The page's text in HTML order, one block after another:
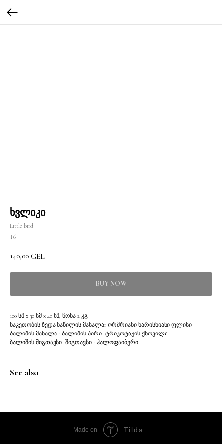
ხვლიკი
Little bird
T6
140,00 GEL
BUY NOW
100 სმ x 30 სმ x 40 სმ, წონა 2 კგ
ნაკეთობის ზედა ნაწილის მასალა:: ორშრიანი ხარისხიანი ფლისი
ბალიშის მასალა - ბალიშის პირი:: ტრიკოტაჟის ქსოვილი
ბალიშის შიგთავსი:: შიგთავსი - ჰალოფაიბერი
See also
Made on Tilda